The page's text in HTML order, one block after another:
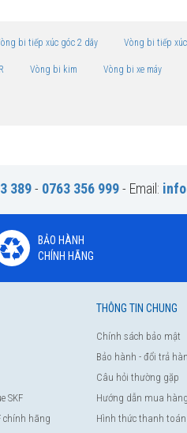
bi tiếp xúc góc 2 dãy Vòng bi tiếp
Vòng bi kim Vòng bi xe máy
389- 0763 356 999- Email:
BẢO HÀNH
CHÍNH HÃNG
SKF
chính hãng
THÔNG TIN CHUNG
Chính sách bảo mật
Bảo hành - đổi trả
Câu hỏi thường gặp
Hướng dẫn mua hàng
Hình thức thanh toán